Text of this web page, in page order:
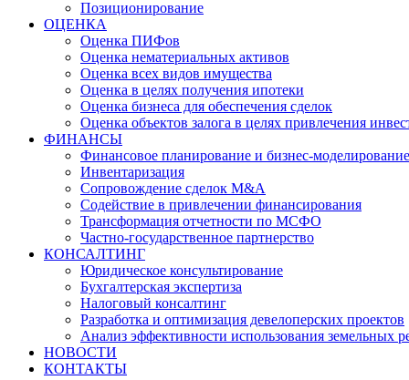
Позиционирование
ОЦЕНКА
Оценка ПИФов
Оценка нематериальных активов
Оценка всех видов имущества
Оценка в целях получения ипотеки
Оценка бизнеса для обеспечения сделок
Оценка объектов залога в целях привлечения
ФИНАНСЫ
Финансовое планирование и бизнес-моделирование
Инвентаризация
Сопровождение сделок M&A
Содействие в привлечении финансирования
Трансформация отчетности по МСФО
Частно-государственное партнерство
КОНСАЛТИНГ
Юридическое консультирование
Бухгалтерская экспертиза
Налоговый консалтинг
Разработка и оптимизация девелоперских проектов
Анализ эффективности использования земельных
НОВОСТИ
КОНТАКТЫ